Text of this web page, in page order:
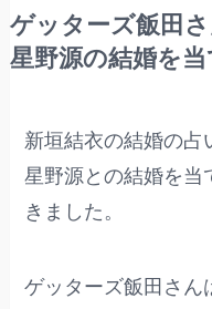
ゲッターズ飯田
星野源の結婚を
新垣結衣の結婚の占
星野源との結婚を当
きました。
ゲッターズ飯田さん